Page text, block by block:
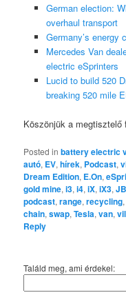
German election:
overhaul transport
Germany’s energy
Mercedes Van
electric eSprinters
Lucid to build 520
breaking 520 mile
Köszönjük a megtisztelő
Posted in battery electric
autó, EV,hírek, Podcast,
Dream Edition, E.On,
gold mine,i3,i4,iX,iX3,
podcast,range,recycling,
chain,swap,Tesla,van,
Reply
Találd meg, ami érdekel: